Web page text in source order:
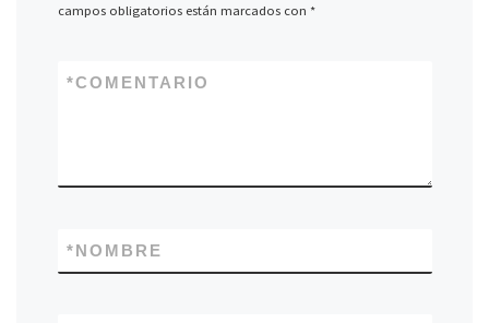
campos obligatorios están marcados con *
COMENTARIO
*
NOMBRE
*